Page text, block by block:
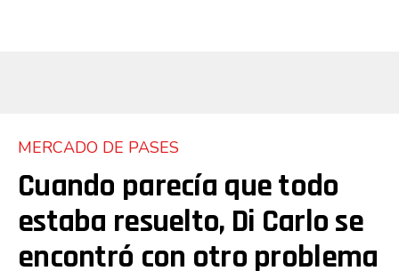
MERCADO DE PASES
Cuando parecía que todo
estaba resuelto, Di Carlo se
encontró con otro problema